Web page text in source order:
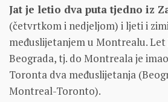
Jat je letio dva puta tjedno iz
(četvrtkom i nedjeljom) i ljeti i
međuslijetanjem u Montrealu. Let
Beograda, tj. do Montreala je
Toronta dva međuslijetanja
Montreal-Toronto).